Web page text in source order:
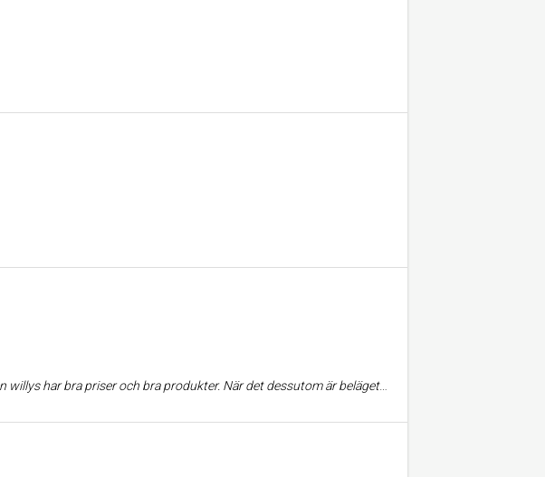
är beläget i anslutning till ett stort köpcenter underlättar det att man efter en utmattande tur på ikea kan göra matinköpen vägg i vägg.